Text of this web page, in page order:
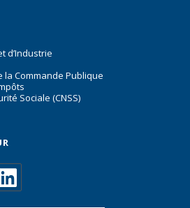
d’Industrie
la Commande Publique
Sociale (CNSS)